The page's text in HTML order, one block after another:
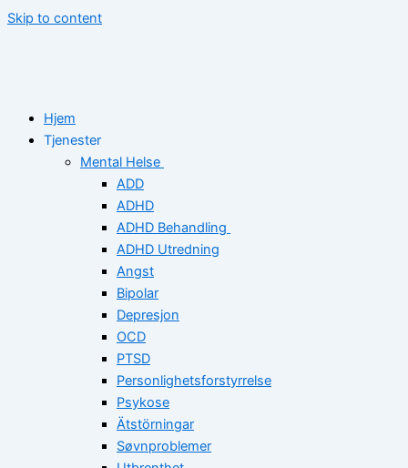
Skip to content
Hjem
Tjenester
Mental Helse
ADD
ADHD
ADHD Behandling
ADHD Utredning
Angst
Bipolar
Depresjon
OCD
PTSD
Personlighetsforstyrrelse
Psykose
Ätstörningar
Søvnproblemer